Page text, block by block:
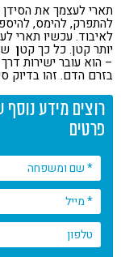
תארי לעצמך את הסידן
להתפרק, להימס,
לאיבוד. עכשיו תארי
יותר קטן. כל כך קטן
– הוא עובר ישירות
בזרם הדם. זהו בדיוק
רוצים מידע נוסף
פרטים